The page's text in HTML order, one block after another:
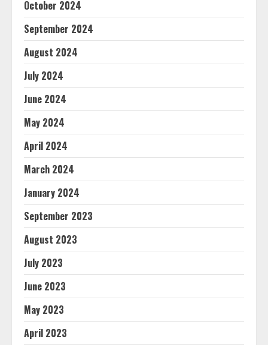
October 2024
September 2024
August 2024
July 2024
June 2024
May 2024
April 2024
March 2024
January 2024
September 2023
August 2023
July 2023
June 2023
May 2023
April 2023